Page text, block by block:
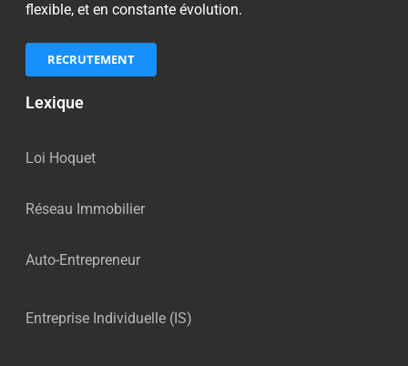
flexible, et en constante évolution.
RECRUTEMENT
Lexique
Loi Hoquet
Réseau Immobilier
Auto-Entrepreneur
Entreprise Individuelle (IS)